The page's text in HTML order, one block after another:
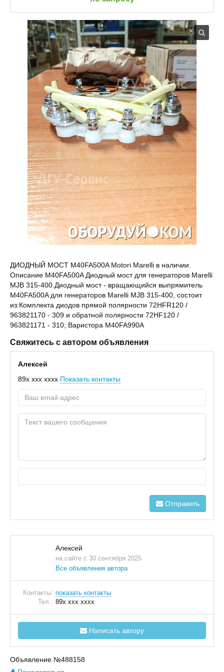
ДИОДНЫЙ МОСТ M40FA500A Motori Marelli в наличии.
Описание M40FA500A Диодный мост для генераторов Marelli
MJB 315-400.Диодный мост - вращающийся выпрямитель
M40FA500A для генераторов Marelli MJB 315-400, состоит
из:Комплекта диодов прямой полярности 72HFR120 /
963821170 - 309 и обратной полярности 72HF120 /
963821171 - 310; Варистора M40FA990A
Свяжитесь с автором объявления
Алексей
89x xxx xxxx Показать контакты
Отправить
Алексей
на сайте с 30 сентября 2025
Все объявления автора
Контакты: показать контакты
Тел.: 89x xxx xxxx
Написать автору
Объявление №488158